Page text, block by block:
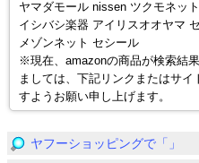
ヤマダモール nissen ツクモネッ
イシバシ楽器 アイリスオオヤマ
メゾンネット セシール
※現在、amazonの商品が検索結
ましては、下記リンクまたはサ
すようお願い申し上げます。
ヤフーショッピングで「」